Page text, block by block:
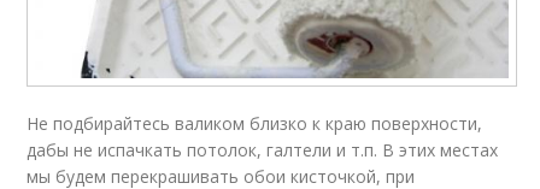
Не подбирайтесь валиком близко к краю поверхности,
дабы не испачкать потолок, галтели и т.п. В этих местах
мы будем перекрашивать обои кисточкой, при